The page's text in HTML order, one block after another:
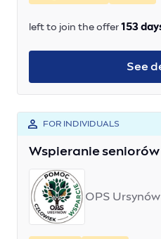
left to join the offer 153
See
FOR INDIVIDUALS
Wspieranie
OPS Ursynów